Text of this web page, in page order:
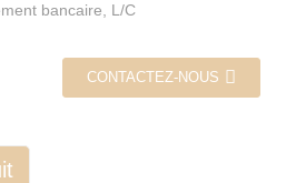
bancaire, L/C
CONTACTEZ-NOUS